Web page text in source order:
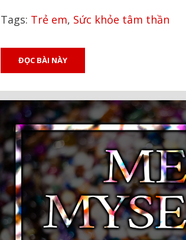
Tags: Trẻ em, Sức khỏe tâm thần
ĐỌC BÀI NÀY